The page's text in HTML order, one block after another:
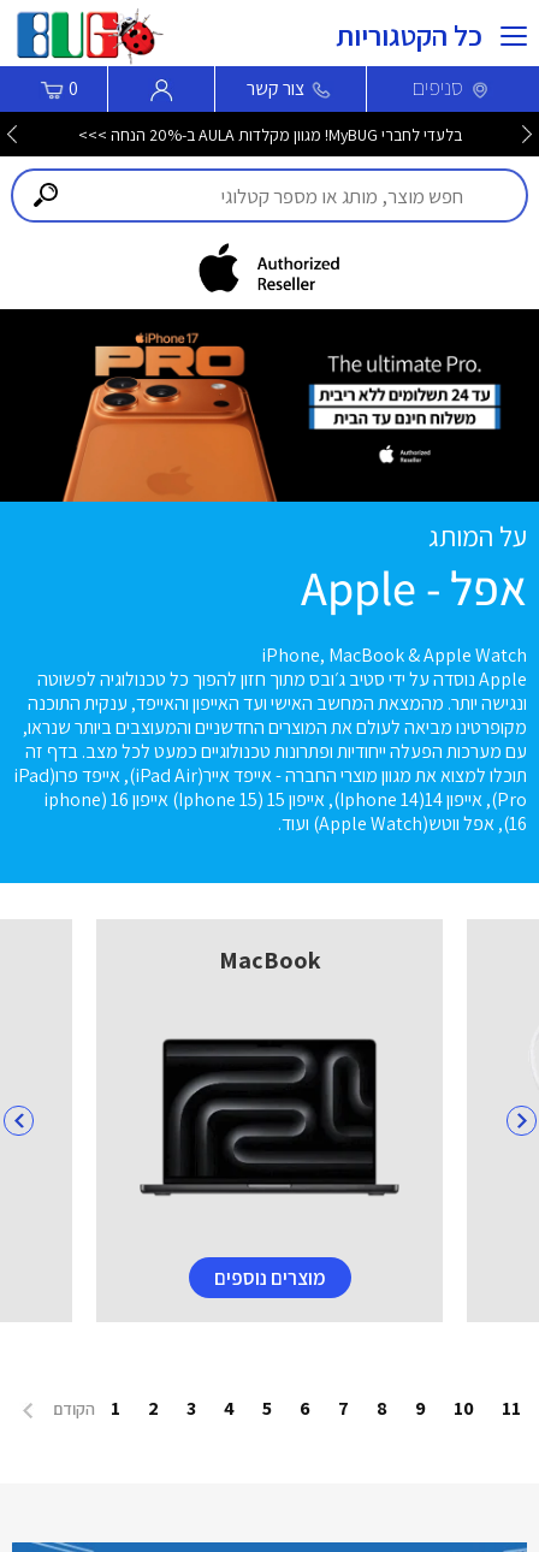
כל הקטגוריות
סניפים צור קשר 0
בלעדי לחברי MyBUG! מגוון מקלדות AULA ב-20% הנחה >>>
על המותג
אפל - Apple
iPhone, MacBook & Apple Watch
Apple נוסדה על ידי סטיב ג׳ובס מתוך חזון להפוך כל טכנולוגיה לפשוטה
ונגישה יותר. מהמצאת המחשב האישי ועד האייפון והאייפד, ענקית התוכנה
מקופרטינו מביאה לעולם את המוצרים החדשניים והמעוצבים ביותר שנראו,
עם מערכות הפעלה ייחודיות ופתרונות טכנולוגיים כמעט לכל מצב. בדף זה
תוכלו למצוא את מגוון מוצרי החברה - אייפד אייר(iPad Air), אייפד פרו(iPad
Pro), אייפון 14(Iphone 14), אייפון 15 (Iphone 15) אייפון 16 (iphone
16), אפל ווטש(Apple Watch) ועוד.
MacBook
מוצרים נוספים
11
10
9
8
7
6
5
4
3
2
1 הקודם